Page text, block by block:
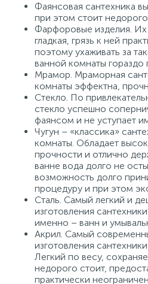
Фаянсовая сантехника
при этом стоит
Фарфоровые изделия.
гладкая, грязь к ней
поэтому ухаживать за
ванной комнаты гораздо
Мрамор. Мраморная
комнаты эффектна,
Стекло. По
стекло успешно
фаянсом и не уступает
Чугун – «классика»
комнаты. Обладает
прочности и отлично
ванне вода долго не
возможность долго
процедуру и при этом
Сталь. Самый легкий и
изготовления
именно – ванн и
Акрил. Самый
изготовления
Легкий по весу,
недорого стоит,
практически
Системы